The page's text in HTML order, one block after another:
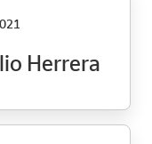
Herrera